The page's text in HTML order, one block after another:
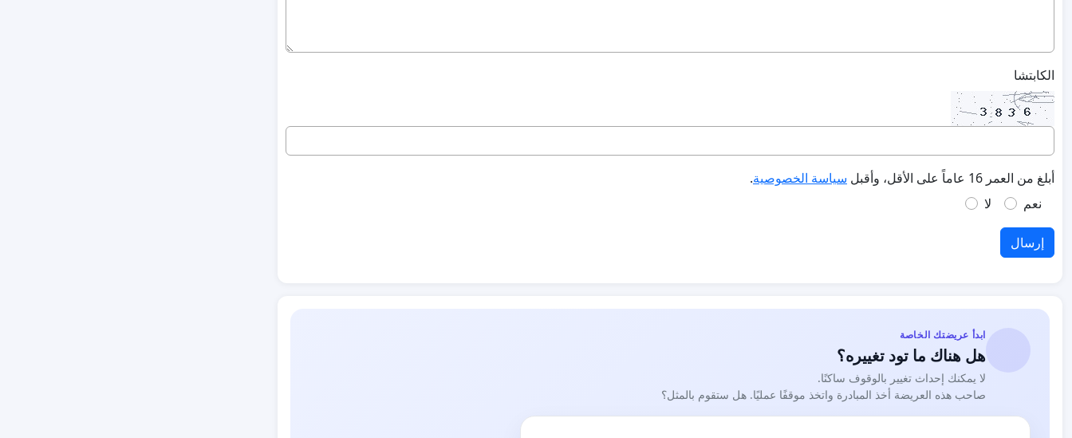
الكابتشا
أبلغ من العمر 16 عاماً على الأقل، وأقبل سياسة الخصوصية.
نعم
لا
إرسال
ابدأ عريضتك الخاصة
هل هناك ما تود تغييره؟
لا يمكنك إحداث تغيير بالوقوف ساكنًا.
صاحب هذه العريضة أخذ المبادرة واتخذ موقفًا عمليًا. هل ستقوم بالمثل؟